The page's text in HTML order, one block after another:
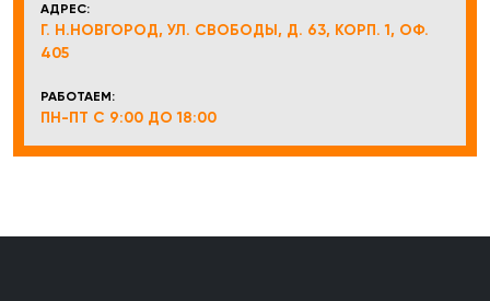
АДРЕС:
Г. Н.НОВГОРОД, УЛ. СВОБОДЫ, Д. 63, КОРП. 1, ОФ.
405
РАБОТАЕМ:
ПН-ПТ С 9:00 ДО 18:00